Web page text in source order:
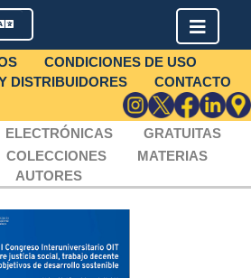
CONDICIONES DE USO
DISTRIBUIDORES
CONTACTO
ELECTRÓNICAS
GRATUITAS
COLECCIONES
MATERIAS
AUTORES